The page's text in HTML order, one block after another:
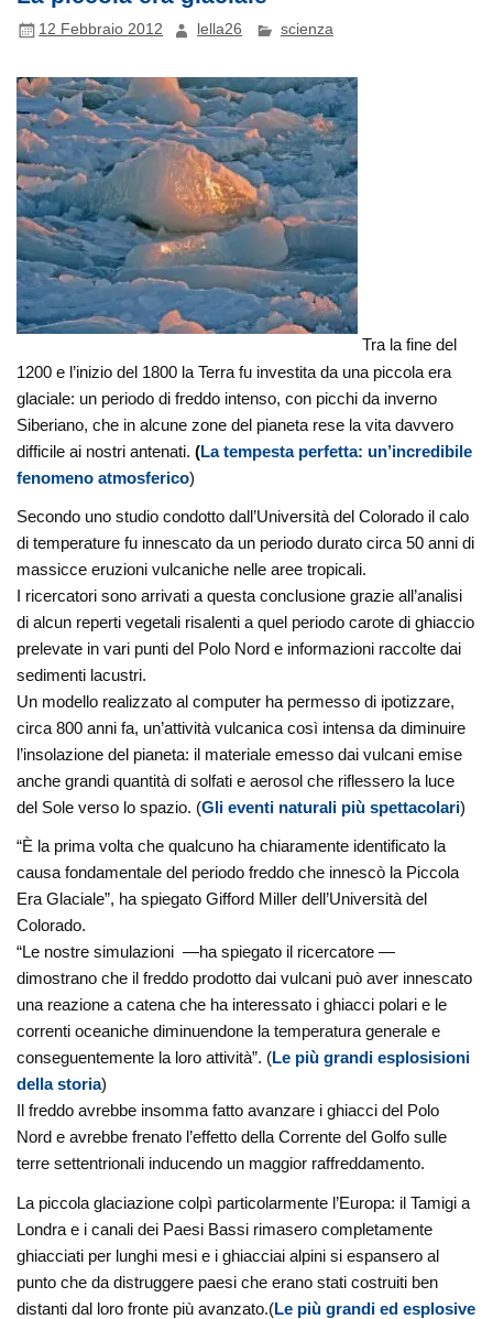
12 Febbraio 2012 lella26 scienza
Tra la fine del
1200 e l’inizio del 1800 la Terra fu investita da una piccola era
glaciale: un periodo di freddo intenso, con picchi da inverno
Siberiano, che in alcune zone del pianeta rese la vita davvero
difficile ai nostri antenati.(La tempesta perfetta: un’incredibile
fenomeno atmosferico)
Secondo uno studio condotto dall’Università del Colorado il calo
di temperature fu innescato da un periodo durato circa 50 anni di
massicce eruzioni vulcaniche nelle aree tropicali.
I ricercatori sono arrivati a questa conclusione grazie all’analisi
di alcun reperti vegetali risalenti a quel periodo carote di ghiaccio
prelevate in vari punti del Polo Nord e informazioni raccolte dai
sedimenti lacustri.
Un modello realizzato al computer ha permesso di ipotizzare,
circa 800 anni fa, un’attività vulcanica così intensa da diminuire
l’insolazione del pianeta: il materiale emesso dai vulcani emise
anche grandi quantità di solfati e aerosol che riflessero la luce
del Sole verso lo spazio. (Gli eventi naturali più spettacolari)
“È la prima volta che qualcuno ha chiaramente identificato la
causa fondamentale del periodo freddo che innescò la Piccola
Era Glaciale”, ha spiegato Gifford Miller dell’Università del
Colorado.
“Le nostre simulazioni —ha spiegato il ricercatore —
dimostrano che il freddo prodotto dai vulcani può aver innescato
una reazione a catena che ha interessato i ghiacci polari e le
correnti oceaniche diminuendone la temperatura generale e
conseguentemente la loro attività”. (Le più grandi esplosisioni
della storia)
Il freddo avrebbe insomma fatto avanzare i ghiacci del Polo
Nord e avrebbe frenato l’effetto della Corrente del Golfo sulle
terre settentrionali inducendo un maggior raffreddamento.
La piccola glaciazione colpì particolarmente l’Europa: il Tamigi a
Londra e i canali dei Paesi Bassi rimasero completamente
ghiacciati per lunghi mesi e i ghiacciai alpini si espansero al
punto che da distruggere paesi che erano stati costruiti ben
distanti dal loro fronte più avanzato.(Le più grandi ed esplosive